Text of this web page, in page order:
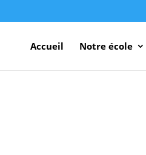
Accueil Notre école